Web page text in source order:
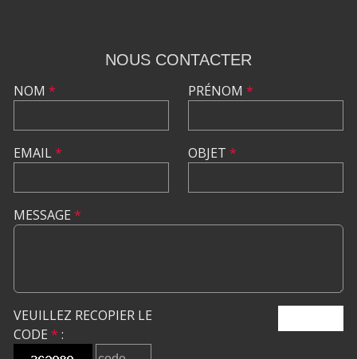
NOUS CONTACTER
NOM *
EMAIL*
PRÉNOM *
OBJET *
MESSAGE *
VEUILLEZ RECOPIER LE
CODE * :